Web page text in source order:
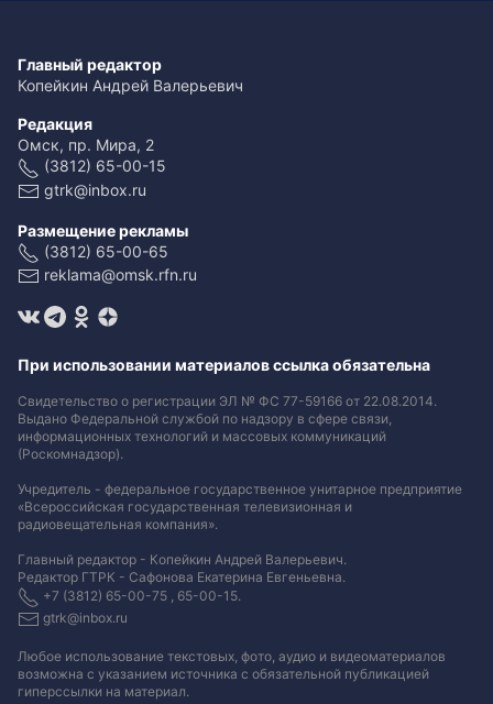
Главный редактор
Копейкин Андрей Валерьевич
Редакция
Омск, пр. Мира, 2
(3812) 65-00-15
gtrk@inbox.ru
Размещение рекламы
(3812) 65-00-65
reklama@omsk.rfn.ru
При использовании материалов ссылка обязательна
Свидетельство о регистрации ЭЛ № ФС 77-59166 от 22.08.2014.
Выдано Федеральной службой по надзору в сфере связи,
информационных технологий и массовых коммуникаций
(Роскомнадзор).
Учредитель - федеральное государственное унитарное предприятие
«Всероссийская государственная телевизионная и
радиовещательная компания».
Главный редактор - Копейкин Андрей Валерьевич.
Редактор ГТРК - Сафонова Екатерина Евгеньевна.
+7 (3812) 65-00-75 , 65-00-15.
gtrk@inbox.ru
Любое использование текстовых, фото, аудио и видеоматериалов
возможна с указанием источника с обязательной публикацией
гиперссылки на материал.